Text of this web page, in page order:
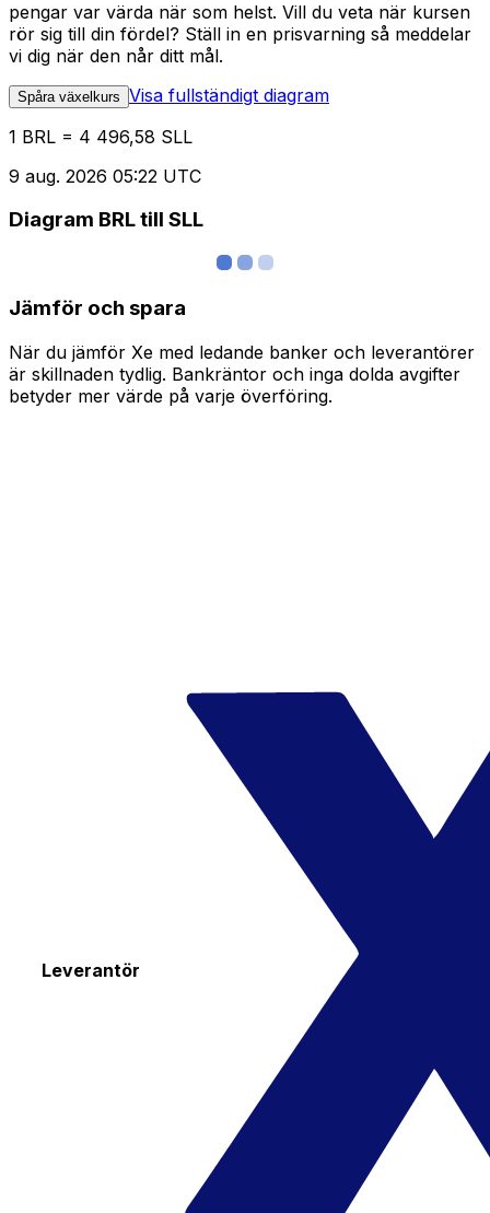
pengar var värda när som helst. Vill du veta när kursen
rör sig till din fördel? Ställ in en prisvarning så meddelar
vi dig när den når ditt mål.
Spåra växelkurs Visa fullständigt diagram
1 BRL = 4 496,58 SLL
9 aug. 2026 05:22 UTC
Diagram BRL till SLL
Jämför och spara
När du jämför Xe med ledande banker och leverantörer
är skillnaden tydlig. Bankräntor och inga dolda avgifter
betyder mer värde på varje överföring.
Leverantör